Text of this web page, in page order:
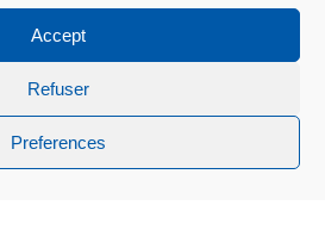
Accept
Refuser
Preferences
Morphée
et activer ce contenu